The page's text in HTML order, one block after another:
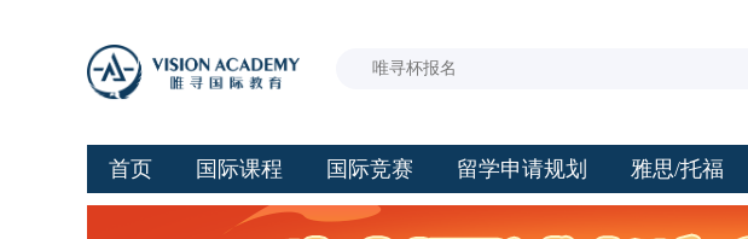
首页 国际课程 国际竞赛 留学申请规划 雅思/托福